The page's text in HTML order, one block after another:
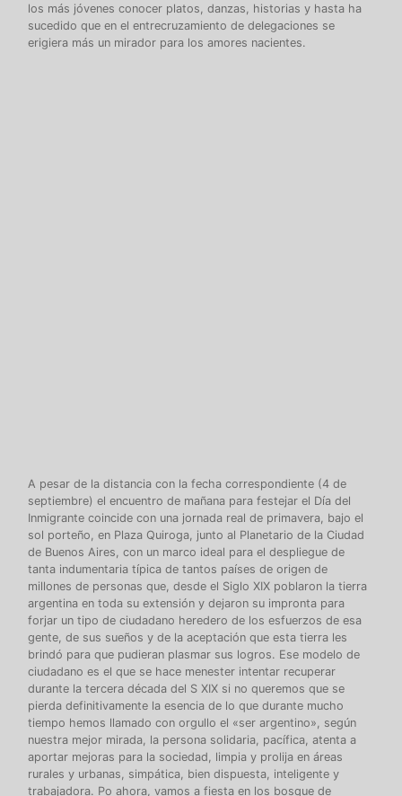
los más jóvenes conocer platos, danzas, historias y hasta ha
sucedido que en el entrecruzamiento de delegaciones se
erigiera más un mirador para los amores nacientes.
A pesar de la distancia con la fecha correspondiente (4 de
septiembre) el encuentro de mañana para festejar el Día del
Inmigrante coincide con una jornada real de primavera, bajo el
sol porteño, en Plaza Quiroga, junto al Planetario de la Ciudad
de Buenos Aires, con un marco ideal para el despliegue de
tanta indumentaria típica de tantos países de origen de
millones de personas que, desde el Siglo XIX poblaron la tierra
argentina en toda su extensión y dejaron su impronta para
forjar un tipo de ciudadano heredero de los esfuerzos de esa
gente, de sus sueños y de la aceptación que esta tierra les
brindó para que pudieran plasmar sus logros. Ese modelo de
ciudadano es el que se hace menester intentar recuperar
durante la tercera década del S XIX si no queremos que se
pierda definitivamente la esencia de lo que durante mucho
tiempo hemos llamado con orgullo el «ser argentino», según
nuestra mejor mirada, la persona solidaria, pacífica, atenta a
aportar mejoras para la sociedad, limpia y prolija en áreas
rurales y urbanas, simpática, bien dispuesta, inteligente y
trabajadora. Po ahora, vamos a fiesta en los bosque de